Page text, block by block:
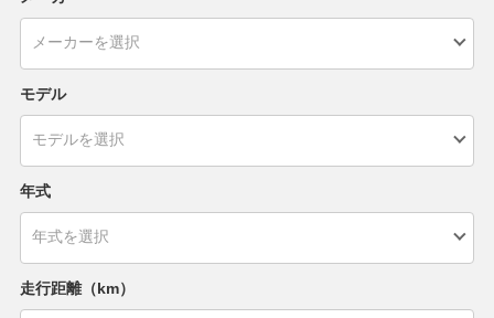
モデル
年式
走行距離（km）